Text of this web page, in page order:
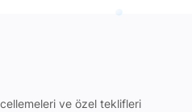
ve özel teklifleri